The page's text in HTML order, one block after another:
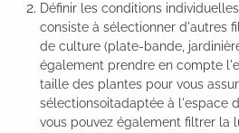
Définir les conditions
consiste à sélectionner d'autres
de culture (plate-bande,
également prendre en compte
taille des plantes pour vous
sélectionsoitadaptée à l'espace
vous pouvez également filtrer la